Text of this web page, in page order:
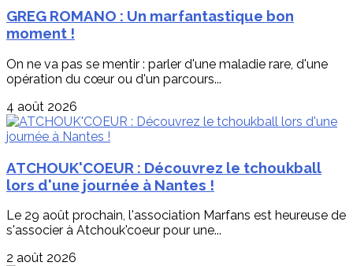
GREG ROMANO : Un marfantastique bon
moment !
On ne va pas se mentir : parler d'une maladie rare, d'une
opération du cœur ou d'un parcours...
4 août 2026
ATCHOUK'COEUR : Découvrez le tchoukball
lors d'une journée à Nantes !
Le 29 août prochain, l'association Marfans est heureuse de
s'associer à Atchouk'coeur pour une...
2 août 2026